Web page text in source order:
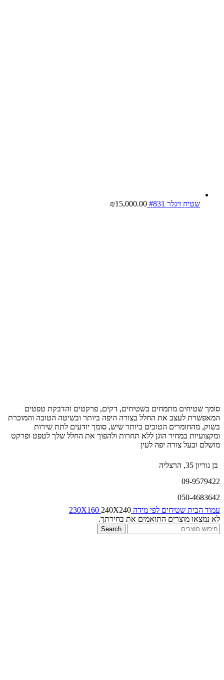
שטיח זיגלר #831 ₪15,000.00
סומך שטיחים מתמחים בשטיחים, דקים, פרקטים והדבקת טפטים
המאפשרת לעצב את החלל בצורה היפה ביותר ובשיטה הטובה והמוכרת
בשוק, מהחומרים הטובים ביותר שיש, סומך יודעים לתת שירות
ומקצועיות במחיר הוגן ללא תחרות ולהפוך את החלל שלך לטפט ופרקט
מושלם ובעל צורה יפה לעין
בן גוריון 35, הרצליה
09-9579422
050-4683642
עמוד הבית שטיחים לפי מידה 230X160 240X240
לא נמצאו מוצרים התואמים את בחירתך.
Search